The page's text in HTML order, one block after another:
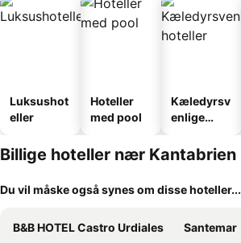
Luksushot
eller
Hoteller
med pool
Kæledyrsv
enlige
Billige hoteller nær Kantabrien
Du vil måske også synes om disse hoteller...
B&B HOTEL Castro Urdiales
Santemar